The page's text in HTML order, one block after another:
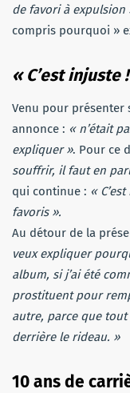
de favori à expulsion
compris pourquoi »
«C’est injuste
Venu pour présenter
annonce : « n’était
expliquer ». Pour ce
souffrir, il faut en
qui continue : «
favoris ».
Au détour de la
veux expliquer
album, si j’ai été
prostituent pour
autre, parce que tout
derrière le rideau. »
10 ans de